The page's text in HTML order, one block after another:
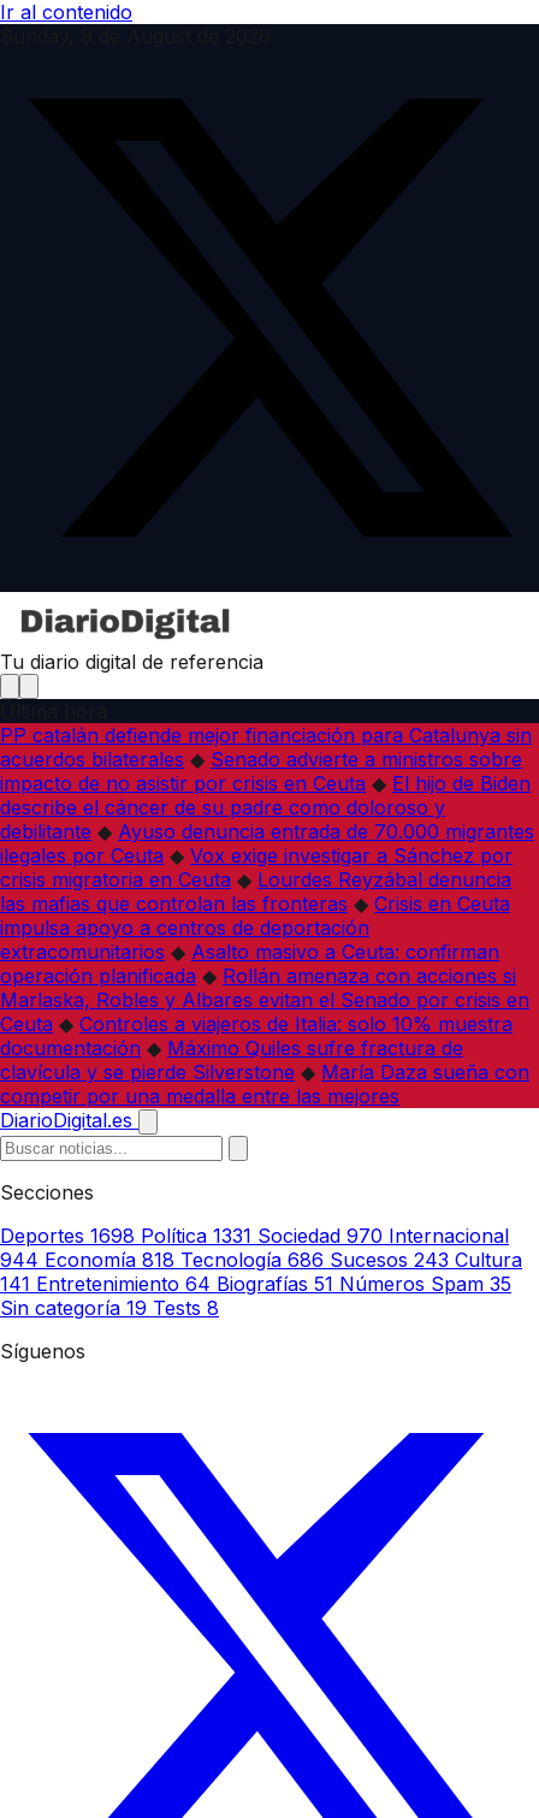
Ir al contenido
Tu diario digital de referencia
PP catalán defiende mejor financiación para Catalunya sin
acuerdos bilaterales ◆ Senado advierte a ministros sobre
impacto de no asistir por crisis en Ceuta ◆ El hijo de Biden
describe el cáncer de su padre como doloroso y
debilitante ◆ Ayuso denuncia entrada de 70.000 migrantes
ilegales por Ceuta ◆ Vox exige investigar a Sánchez por
crisis migratoria en Ceuta ◆ Lourdes Reyzábal denuncia
las mafias que controlan las fronteras ◆ Crisis en Ceuta
impulsa apoyo a centros de deportación
extracomunitarios ◆ Asalto masivo a Ceuta: confirman
operación planificada ◆ Rollán amenaza con acciones si
Marlaska, Robles y Albares evitan el Senado por crisis en
Ceuta ◆ Controles a viajeros de Italia: solo 10% muestra
documentación ◆ Máximo Quiles sufre fractura de
clavícula y se pierde Silverstone ◆ María Daza sueña con
competir por una medalla entre las mejores
DiarioDigital.es
Secciones
Deportes 1698 Política 1331 Sociedad 970 Internacional
944 Economía 818 Tecnología 686 Sucesos 243 Cultura
141 Entretenimiento 64 Biografías 51 Números Spam 35
Sin categoría 19 Tests 8
Síguenos